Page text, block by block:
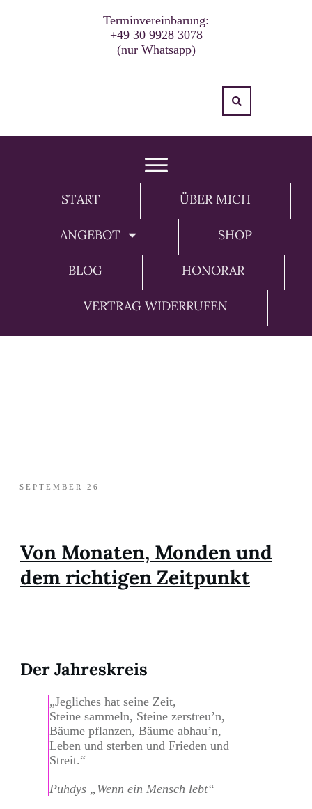
Terminvereinbarung:
+49 30 9928 3078
(nur Whatsapp)
START ÜBER MICH
ANGEBOT SHOP
BLOG HONORAR
VERTRAG WIDERRUFEN
SEPTEMBER 26
Von Monaten, Monden und
dem richtigen Zeitpunkt
Der Jahreskreis
„Jegliches hat seine Zeit,
Steine sammeln, Steine zerstreu’n,
Bäume pflanzen, Bäume abhau’n,
Leben und sterben und Frieden und
Streit.“
Puhdys „Wenn ein Mensch lebt“